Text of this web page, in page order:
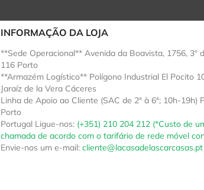
INFORMAÇÃO DA LOJA
**Sede Operacional** Avenida da Boavista, 1756, 3º
116 Porto
**Armazém Logístico** Polígono Industrial El Pocito
Jaraíz de la Vera Cáceres
Linha de Apoio ao Cliente (SAC de 2ª à 6ª; 10h-19h)
Porto
Portugal Ligue-nos: (+351) 210 204 212 (*Custo de
chamada de acordo com o tarifário de rede móvel
Envie-nos um e-mail: cliente@lacasadelascarcasas.pt